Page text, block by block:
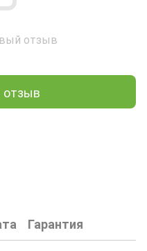
отзыв
отзыв
Гарантия